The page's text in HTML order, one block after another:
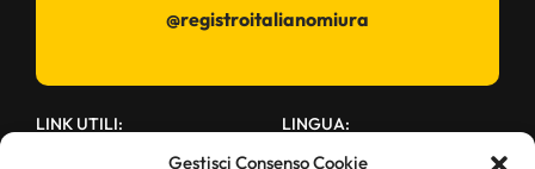
Gestisci Consenso Cookie
LINK UTILI:
LINGUA:
Italiano
@registroitalianomiura